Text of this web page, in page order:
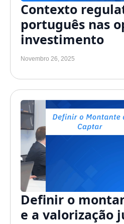
Contexto
português nas
investimento
Novembro 26, 2025
Definir o
e a valorização